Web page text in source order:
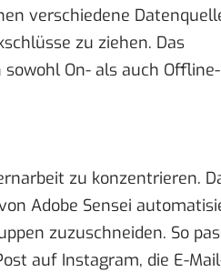
verschiedene
zu ziehen. Das
On- als auch Offline-
zu konzentrieren.
Adobe Sensei
zuzuschneiden. So
auf Instagram, die E-